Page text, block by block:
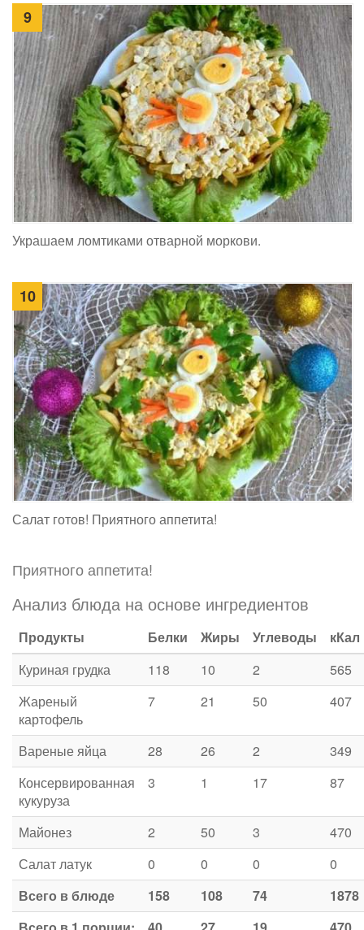
9
Украшаем ломтиками отварной моркови.
10
Салат готов! Приятного аппетита!
Приятного аппетита!
Анализ блюда на основе ингредиентов
Продукты Белки Жиры Углеводы
кКал
Куриная грудка
118 10 2
565
Жареный
картофель
7 21 50 407
Вареные яйца 28 26 2
349
Консервированная
кукуруза
3 1 17 87
Майонез 2 50 3
470
Салат латук
0 0 0
0
Всего в блюде
158 108 74
1878